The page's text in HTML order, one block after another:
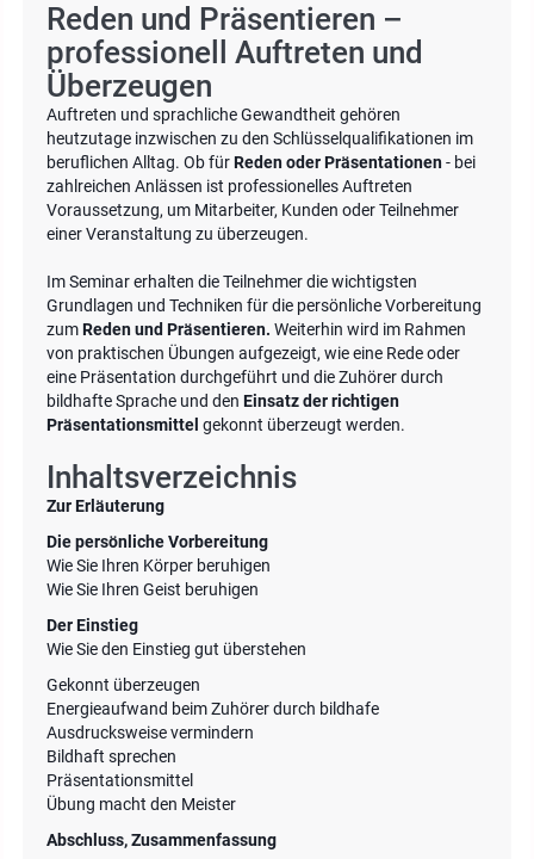
Reden und Präsentieren –
professionell Auftreten und
Überzeugen
Auftreten und sprachliche Gewandtheit gehören
heutzutage inzwischen zu den Schlüsselqualifikationen im
beruflichen Alltag. Ob fürReden oder Präsentationen- bei
zahlreichen Anlässen ist professionelles Auftreten
Voraussetzung, um Mitarbeiter, Kunden oder Teilnehmer
einer Veranstaltung zu überzeugen.
Im Seminar erhalten die Teilnehmer die wichtigsten
Grundlagen und Techniken für die persönliche Vorbereitung
zumReden und Präsentieren. Weiterhin wird im Rahmen
von praktischen Übungen aufgezeigt, wie eine Rede oder
eine Präsentation durchgeführt und die Zuhörer durch
bildhafte Sprache und den Einsatz der richtigen
Präsentationsmittel gekonnt überzeugt werden.
Inhaltsverzeichnis
Zur Erläuterung
Die persönliche Vorbereitung
Wie Sie Ihren Körper beruhigen
Wie Sie Ihren Geist beruhigen
Der Einstieg
Wie Sie den Einstieg gut überstehen
Gekonnt überzeugen
Energieaufwand beim Zuhörer durch bildhafe
Ausdrucksweise vermindern
Bildhaft sprechen
Präsentationsmittel
Übung macht den Meister
Abschluss, Zusammenfassung